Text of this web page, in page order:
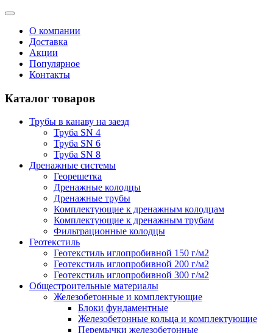
О компании
Доставка
Акции
Популярное
Контакты
Каталог товаров
Трубы в канаву на заезд
Труба SN 4
Труба SN 6
Труба SN 8
Дренажные системы
Георешетка
Дренажные колодцы
Дренажные трубы
Комплектующие к дренажным колодцам
Комплектующие к дренажным трубам
Фильтрационные колодцы
Геотекстиль
Геотекстиль иглопробивной 150 г/м2
Геотекстиль иглопробивной 200 г/м2
Геотекстиль иглопробивной 300 г/м2
Общестроительные материалы
Железобетонные и комплектующие
Блоки фундаментные
Железобетонные кольца и комплектующие
Перемычки железобетонные